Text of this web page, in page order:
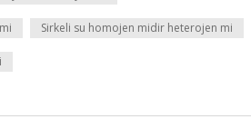
Sirkeli su homojen midir heterojen mi